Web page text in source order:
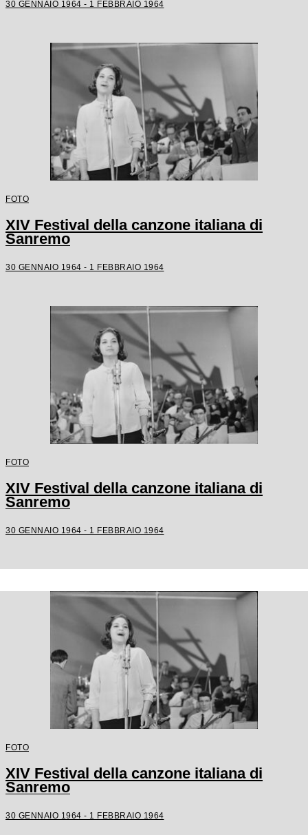
30 GENNAIO 1964 - 1 FEBBRAIO 1964
FOTO
XIV Festival della canzone italiana di
Sanremo
30 GENNAIO 1964 - 1 FEBBRAIO 1964
FOTO
XIV Festival della canzone italiana di
Sanremo
30 GENNAIO 1964 - 1 FEBBRAIO 1964
FOTO
XIV Festival della canzone italiana di
Sanremo
30 GENNAIO 1964 - 1 FEBBRAIO 1964